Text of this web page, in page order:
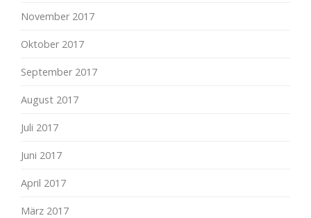
November 2017
Oktober 2017
September 2017
August 2017
Juli 2017
Juni 2017
April 2017
März 2017